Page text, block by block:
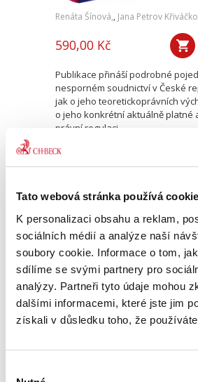
Tato webová stránka používá
K personalizaci obsahu a reklam,
sociálních médií a analýze naší
soubory cookie. Informace o tom,
sdílíme se svými partnery pro
analýzy. Partneři tyto údaje mohou
dalšími informacemi, které jste jim
získali v důsledku toho, že
Renáta Šínová,, Jana Petrov
590,00 Kč
Publikace přináší podrobné
nesporném soudnictví v České
jak o jeho teoretickoprávních
o jeho konkrétní aktuálně platné
právní regulaci....
veřejné.
6.
Miroslav Potočný,Jan Ondřej
veřejné - Zvláštní část reaguje